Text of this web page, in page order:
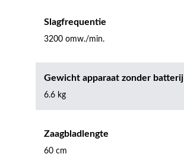
Slagfrequentie
3200 omw./min.
Gewicht apparaat zonder batterij
6.6 kg
Zaagbladlengte
60 cm